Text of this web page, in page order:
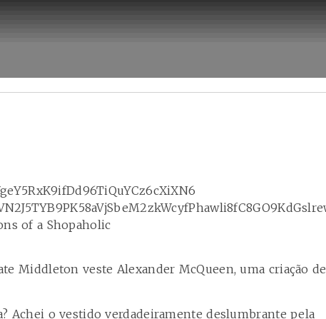
Middleton veste Alexander McQueen, uma criação de
Achei o vestido verdadeiramente deslumbrante pela